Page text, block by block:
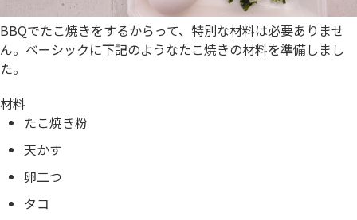
BBQでたこ焼きをするからって、特別な材料は必要ありませ
ん。ベーシックに下記のようなたこ焼きの材料を準備しまし
た。
材料
たこ焼き粉
天かす
卵二つ
タコ